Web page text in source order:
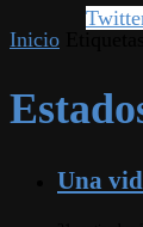
Inicio
Una